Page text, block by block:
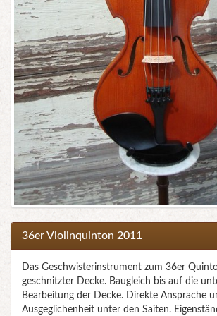
36er Violinquinton 2011
Das Geschwisterinstrument zum 36er
geschnitzter Decke. Baugleich bis auf die
Bearbeitung der Decke. Direkte Ansprache
Ausgeglichenheit unter den Saiten.